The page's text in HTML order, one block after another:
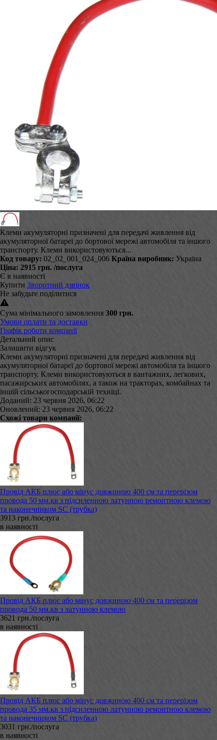
Клеми акумуляторні призначені для передачі живлення від
акумуляторної батареї до бортової мережі автомобіля та іншого
транспорту. Клеми використовуються...
Код товару: 02_02_001_024_006 Країна виробник: Україна
Ціна: 2915 грн. /послуга
Є в наявності
Купити Зворотний дзвінок
Не забудьте поділитися
Сума мінімального замовлення 300 грн.
Умови оплати та доставки
Графік роботи компанії
Детальний опис
Залишити відгук
Клеми акумуляторні призначені для передачі живлення від
акумуляторної батареї до бортової мережі автомобіля та іншого
транспорту. Клеми використовуються в вантажних, легкових,
пасажирських автомобілях, а також на тракторах, комбайнах та
іншій сільськогосподарській техніці.
Доданий: 23 червня 2026, 06:22
Оновлений: 23 червня 2026, 06:22
Схожі товари компанії:
Провід АКБ плюс або мінус довжиною 400 см та перерізом
провода 50 мм.кв з підсиленною латунною ремонтною клемою
та наконечником SC (трубка)
3913 грн./послуга
в наявності
Провід АКБ плюс або мінус довжиною 400 см та перерізом
провода 50 мм.кв з латунною клемою
3621 грн./послуга
в наявності
Провід АКБ плюс або мінус довжиною 400 см та перерізом
провода 35 мм.кв з підсиленною латунною ремонтною клемою
та наконечником SC (трубка)
3031 грн./послуга
в наявності